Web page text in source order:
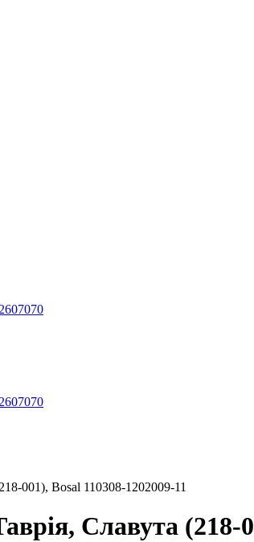
001), Bosal 110308-1202009-11
Славута (218-